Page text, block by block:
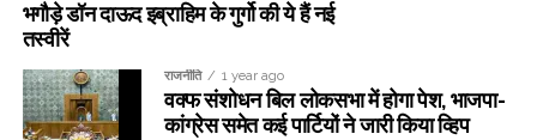
भगौड़े डॉन दाऊद इब्राहिम के गुर्गो की ये हैं नई
तस्वीरें
राजनीति 1 year ago
वक्फ संशोधन बिल लोकसभा में होगा पेश, भाजपा-
कांग्रेस समेत कई पार्टियों ने जारी किया व्हिप